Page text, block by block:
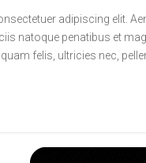
adipiscing elit.
natoque penatibus et
felis, ultricies nec,